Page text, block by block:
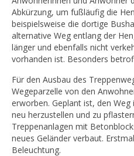
Abkürzung, um fußläufig die
beispielsweise die dortige
alternative Weg entlang der
länger und ebenfalls nicht
vorhanden ist. Besonders
Für den Ausbau des
Wegeparzelle von den
erworben. Geplant ist, den
neu herzustellen und zu
Treppenanlagen mit
neues Geländer verbaut.
Beleuchtung.